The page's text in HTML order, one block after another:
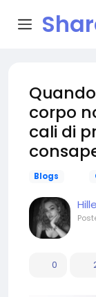
corpo
cali di
Blogs
0